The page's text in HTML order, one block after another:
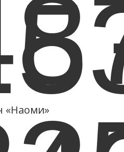
«Наоми»
- 2018»
- 26.07.2018